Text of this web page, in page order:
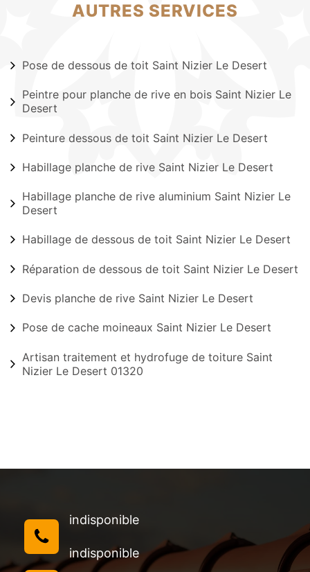
AUTRES SERVICES
Pose de dessous de toit Saint Nizier Le Desert
Peintre pour planche de rive en bois Saint Nizier Le
Desert
Peinture dessous de toit Saint Nizier Le Desert
Habillage planche de rive Saint Nizier Le Desert
Habillage planche de rive aluminium Saint Nizier Le
Desert
Habillage de dessous de toit Saint Nizier Le Desert
Réparation de dessous de toit Saint Nizier Le Desert
Devis planche de rive Saint Nizier Le Desert
Pose de cache moineaux Saint Nizier Le Desert
Artisan traitement et hydrofuge de toiture Saint
Nizier Le Desert 01320
indisponible
indisponible